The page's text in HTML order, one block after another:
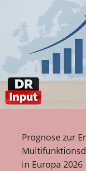
Prognose zur
in Europa 2026